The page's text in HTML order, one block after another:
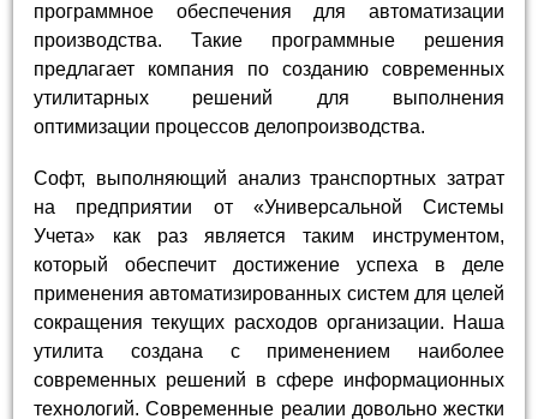
программное обеспечения для автоматизации
производства. Такие программные решения
предлагает компания по созданию современных
утилитарных решений для выполнения
оптимизации процессов делопроизводства.
Софт, выполняющий анализ транспортных затрат
на предприятии от «Универсальной Системы
Учета» как раз является таким инструментом,
который обеспечит достижение успеха в деле
применения автоматизированных систем для целей
сокращения текущих расходов организации. Наша
утилита создана с применением наиболее
современных решений в сфере информационных
технологий. Современные реалии довольно жестки